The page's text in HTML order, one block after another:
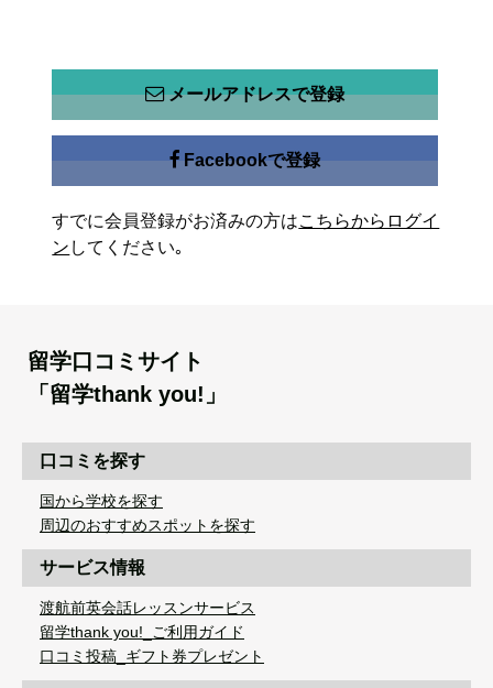
メールアドレスで登録
Facebookで登録
すでに会員登録がお済みの方はこちらからログイ
ン してください｡
留学口コミサイト
「留学thank you!」
口コミを探す
国から学校を探す
周辺のおすすめスポットを探す
サービス情報
渡航前英会話レッスンサービス
留学thank you!_ご利用ガイド
口コミ投稿_ギフト券プレゼント